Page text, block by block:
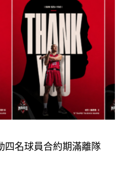
四名球員合約期滿離隊